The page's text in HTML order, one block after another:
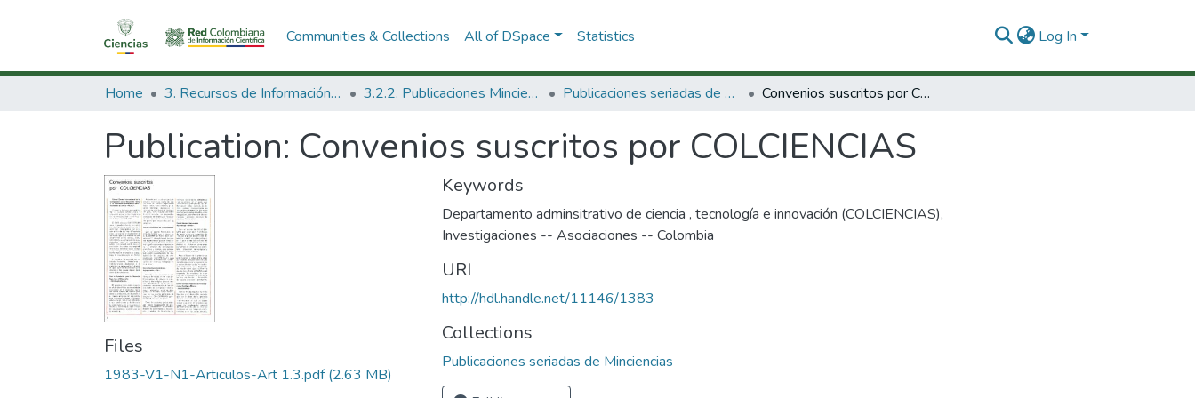
Communities & Collections All of DSpace Statistics Log In
Home 3. Recursos de Información Científica y Tecnológica 3.2.2. Publicaciones Minciencias Publicaciones seriadas de Minciencias Convenios suscritos por COLCIENCIAS
Publication: Convenios suscritos por COLCIENCIAS
Files
1983-V1-N1-Articulos-Art 1.3.pdf(2.63 MB)
Keywords
Departamento adminsitrativo de ciencia , tecnología e innovación (COLCIENCIAS),
Investigaciones -- Asociaciones -- Colombia
URI
http://hdl.handle.net/11146/1383
Collections
Publicaciones seriadas de Minciencias